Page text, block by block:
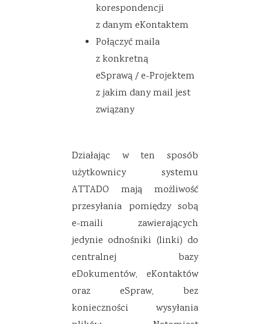
korespondencji
z danym eKontaktem
Połączyć maila
z konkretną
eSprawą / e-Projektem
z jakim dany mail jest
związany
Działając w ten sposób
użytkownicy systemu
ATTADO mają możliwość
przesyłania pomiędzy sobą
e-maili zawierających
jedynie odnośniki (linki) do
centralnej bazy
eDokumentów, eKontaktów
oraz eSpraw, bez
konieczności wysyłania